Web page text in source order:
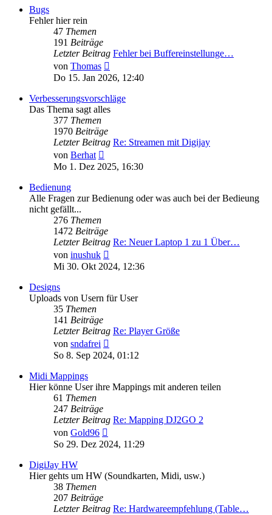
Bugs
Fehler hier rein
47 Themen
191 Beiträge
Letzter Beitrag Fehler bei Buffereinstellunge…
von Thomas
Beitrag
Do 15. Jan 2026, 12:40
Verbesserungsvorschläge
Das Thema sagt alles
377 Themen
1970 Beiträge
Letzter Beitrag Re: Streamen mit Digijay
von Berhat
Beitrag
Mo 1. Dez 2025, 16:30
Bedienung
Alle Fragen zur Bedienung oder was auch bei der Bedieung
nicht gefällt...
276 Themen
1472 Beiträge
Letzter Beitrag Re: Neuer Laptop 1 zu 1 Über…
von inushuk
Beitrag
Mi 30. Okt 2024, 12:36
Designs
Uploads von Usern für User
35 Themen
141 Beiträge
Letzter Beitrag Re: Player Größe
von sndafrei
Beitrag
So 8. Sep 2024, 01:12
Midi Mappings
Hier könne User ihre Mappings mit anderen teilen
61 Themen
247 Beiträge
Letzter Beitrag Re: Mapping DJ2GO 2
von Gold96
Beitrag
So 29. Dez 2024, 11:29
DigiJay HW
Hier gehts um HW (Soundkarten, Midi, usw.)
38 Themen
207 Beiträge
Letzter Beitrag Re: Hardwareempfehlung (Table…